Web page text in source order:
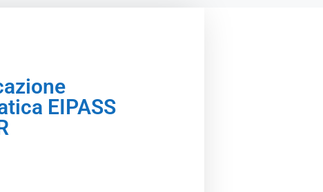
EIPASS